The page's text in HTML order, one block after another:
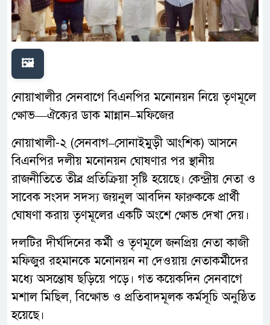
🖼️
নোয়াখালীর সেনবাগে বিএনপির মনোনয়ন নিয়ে তৃণমূলে
ক্ষোভ—ঐক্যের ডাক মান্নান–মফিজের
নোয়াখালী-২ (সেনবাগ–সোনাইমুড়ী আংশিক) আসনে
বিএনপির দলীয় মনোনয়ন ঘোষণার পর স্থানীয়
রাজনীতিতে তীব্র প্রতিক্রিয়া সৃষ্টি হয়েছে। কেন্দ্রীয় নেতা ও
সাবেক সংসদ সদস্য জয়নুল আবদিন ফারুককে প্রার্থী
ঘোষণা করায় তৃণমূলের একটি অংশে ক্ষোভ দেখা দেয়।
দলটির দীর্ঘদিনের কর্মী ও তৃণমূলে জনপ্রিয় নেতা কাজী
মফিজুর রহমানকে মনোনয়ন না দেওয়ায় নেতাকর্মীদের
মধ্যে অসন্তোষ ছড়িয়ে পড়ে। গত কয়েকদিন সেনবাগে
মশাল মিছিল, বিক্ষোভ ও প্রতিবাদমূলক কর্মসূচি অনুষ্ঠিত
হয়েছে।